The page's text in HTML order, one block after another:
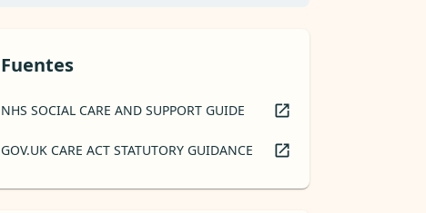
Fuentes
NHS SOCIAL CARE AND SUPPORT GUIDE
GOV.UK CARE ACT STATUTORY GUIDANCE